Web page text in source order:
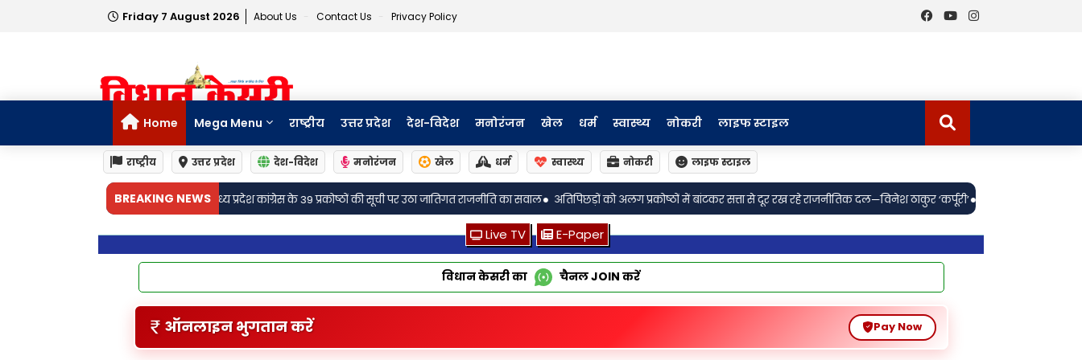
Friday 7 August 2026 About Us Contact Us Privacy Policy
Home Mega Menu राष्ट्रीय उत्तर प्रदेश देश-विदेश मनोरंजन खेल धर्म स्वास्थ्य नोकरी लाइफ स्टाइल
राष्ट्रीय उत्तर प्रदेश देश-विदेश मनोरंजन खेल धर्म स्वास्थ्य नोकरी लाइफ स्टाइल
BREAKING NEWS
मध्य प्रदेश कांग्रेस के 39 प्रकोष्ठों की सूची पर उठा जातिगत राजनीति का सवाल• अतिपिछड़ों को अलग प्रकोष्ठों में बांटकर सत्ता से दूर रख रहे राजनीतिक दल—विनेश ठाकुर ‘कर्पूरी’• इस स्वतंत्रता दिवस, देखिये देशभक्ति, शौर्य और बलिदान की कहानी
Live TV E-Paper
विधान केसरी का चैनलJOIN करें
ऑनलाइन भुगतान करें Pay Now